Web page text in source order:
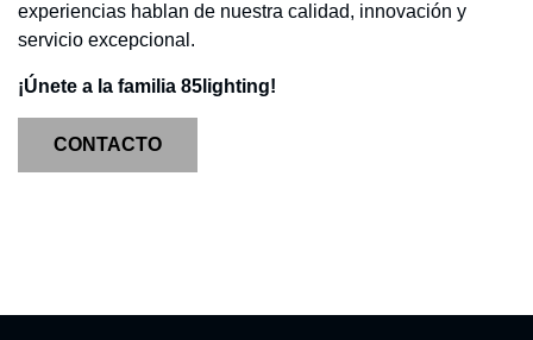
experiencias hablan de nuestra calidad, innovación y
servicio excepcional.
¡Únete a la familia 85lighting!
CONTACTO